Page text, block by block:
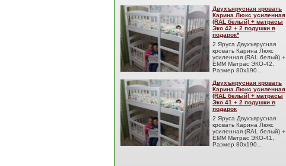
Двухъярусная кровать
Карина Люкс усиленная
(RAL белый) + матрасы
Эко 42 + 2 подушки в
подарок*
2 Яруса Двухъярусная
кровать Карина Люкс
усиленная (RAL белый) +
EMM Матрас ЭКО-42,
Размер 80x190…
Двухъярусная кровать
Карина Люкс усиленная
(RAL белый) + матрасы
Эко 41 + 2 подушки в
подарок
2 Яруса Двухъярусная
кровать Карина Люкс
усиленная (RAL белый) +
EMM Матрас ЭКО-41,
Размер 80x190…